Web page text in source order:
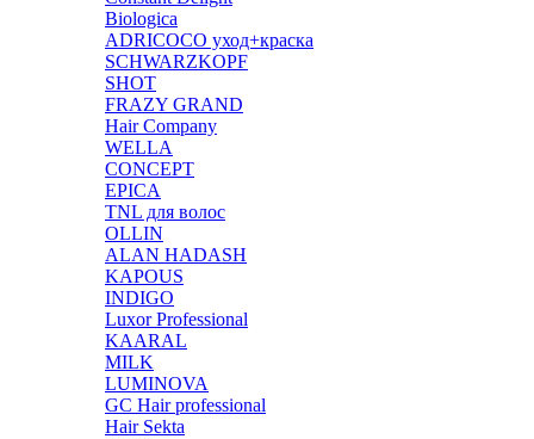
Biologica
ADRICOCO уход+краска
SCHWARZKOPF
SHOT
FRAZY GRAND
Hair Company
WELLA
CONCEPT
EPICA
TNL для волос
OLLIN
ALAN HADASH
KAPOUS
INDIGO
Luxor Professional
KAARAL
MILK
LUMINOVA
GC Hair professional
Hair Sekta